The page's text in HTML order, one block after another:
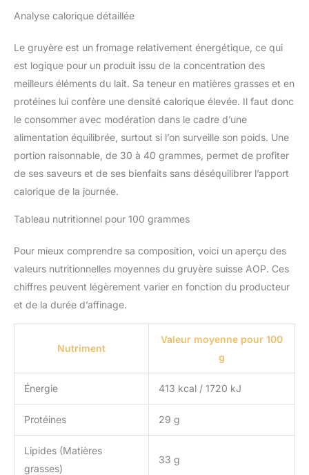
Analyse calorique détaillée
Le gruyère est un fromage relativement énergétique, ce qui
est logique pour un produit issu de la concentration des
meilleurs éléments du lait. Sa teneur en matières grasses et en
protéines lui confère une densité calorique élevée. Il faut donc
le consommer avec modération dans le cadre d’une
alimentation équilibrée, surtout si l’on surveille son poids. Une
portion raisonnable, de 30 à 40 grammes, permet de profiter
de ses saveurs et de ses bienfaits sans déséquilibrer l’apport
calorique de la journée.
Tableau nutritionnel pour 100 grammes
Pour mieux comprendre sa composition, voici un aperçu des
valeurs nutritionnelles moyennes du gruyère suisse AOP. Ces
chiffres peuvent légèrement varier en fonction du producteur
et de la durée d’affinage.
Nutriment
Valeur moyenne pour 100
g
Énergie 413 kcal / 1720 kJ
Protéines 29 g
Lipides (Matières
grasses)
33 g